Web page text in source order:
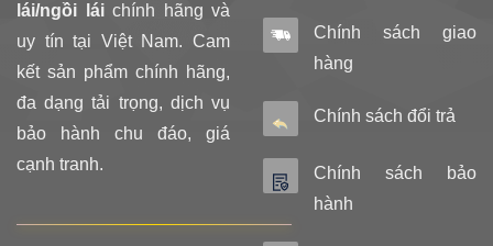
lái/ngồi láichính hãng và
uy tín tại Việt Nam. Cam
kết sản phẩm chính hãng,
đa dạng tải trọng, dịch vụ
bảo hành chu đáo, giá
cạnh tranh.
Chính sách giao
hàng
Chính sách đổi trả
Chính sách bảo
hành